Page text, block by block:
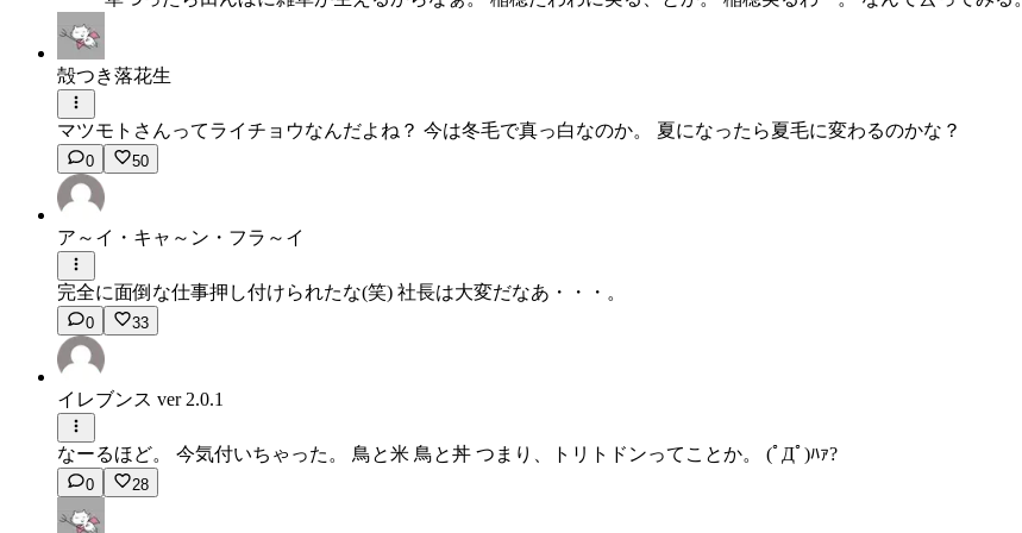
殻つき落花生
マツモトさんってライチョウなんだよね？ 今は冬毛で真っ白なのか。 夏になったら夏毛に変わるのかな？
0 50
ア～イ・キャ～ン・フラ～イ
完全に面倒な仕事押し付けられたな(笑) 社長は大変だなあ・・・。
0 33
イレブンス ver 2.0.1
なーるほど。 今気付いちゃった。 鳥と米 鳥と丼 つまり、トリトドンってことか。 (ﾟДﾟ)ﾊｧ?
0 28